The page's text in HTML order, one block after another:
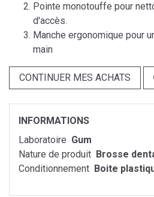
Pointe monotouffe pour
d'accès.
Manche ergonomique pour
main
CONTINUER MES ACHATS
INFORMATIONS
Laboratoire Gum
Nature de produit Brosse
Conditionnement Boite